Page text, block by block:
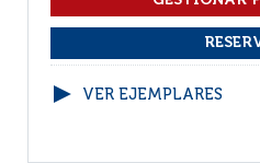
VER EJEMPLARES